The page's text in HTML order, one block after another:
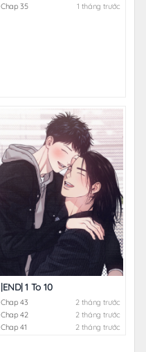
Chap 35
1 tháng trước
|END| 1 To 10
Chap 43
2 tháng trước
Chap 42
2 tháng trước
Chap 41
2 tháng trước